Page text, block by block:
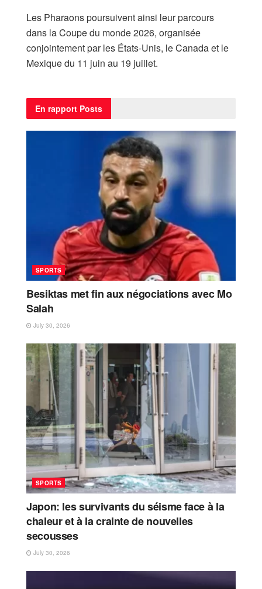
Les Pharaons poursuivent ainsi leur parcours
dans la Coupe du monde 2026, organisée
conjointement par les États-Unis, le Canada et le
Mexique du 11 juin au 19 juillet.
En rapport Posts
SPORTS
Besiktas met fin aux négociations avec Mo
Salah
July 30, 2026
SPORTS
Japon: les survivants du séisme face à la
chaleur et à la crainte de nouvelles
secousses
July 30, 2026